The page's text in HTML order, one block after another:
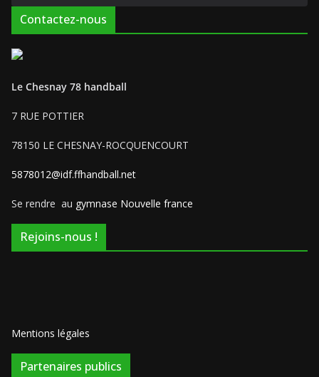
Contactez-nous
Le Chesnay 78 handball
7 RUE POTTIER
78150 LE CHESNAY-ROCQUENCOURT
5878012@idf.ffhandball.net
Se rendre au gymnase Nouvelle france
Rejoins-nous !
Mentions légales
Partenaires publics